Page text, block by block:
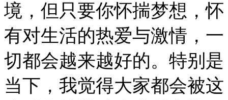
境，但只要你怀揣梦想，怀
有对生活的热爱与激情，一
切都会越来越好的。特别是
当下，我觉得大家都会被这